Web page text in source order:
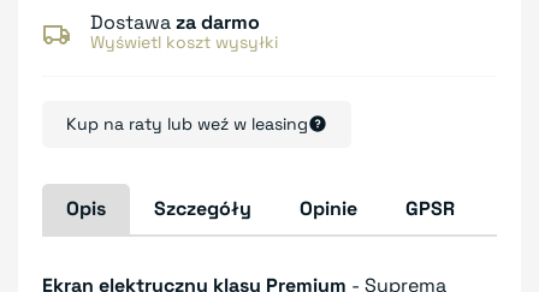
Dostawaza darmo
Wyświetl koszt wysyłki
Kup na raty lub weź w leasing
Opis Szczegóły Opinie GPSR
Ekran elektryczny klasy Premium - Suprema